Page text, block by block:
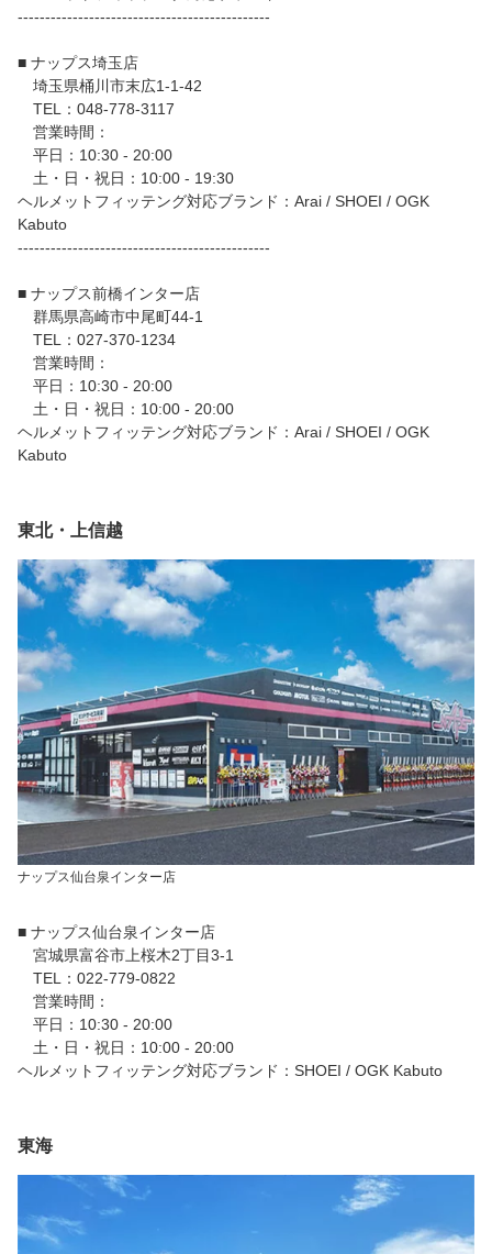
----------------------------------------------
■ ナップス埼玉店
埼玉県桶川市末広1-1-42
TEL：048-778-3117
営業時間：
平日：10:30 - 20:00
土・日・祝日：10:00 - 19:30
ヘルメットフィッテング対応ブランド：Arai / SHOEI / OGK
Kabuto
----------------------------------------------
■ ナップス前橋インター店
群馬県高崎市中尾町44-1
TEL：027-370-1234
営業時間：
平日：10:30 - 20:00
土・日・祝日：10:00 - 20:00
ヘルメットフィッテング対応ブランド：Arai / SHOEI / OGK
Kabuto
東北・上信越
ナップス仙台泉インター店
■ ナップス仙台泉インター店
宮城県富谷市上桜木2丁目3-1
TEL：022-779-0822
営業時間：
平日：10:30 - 20:00
土・日・祝日：10:00 - 20:00
ヘルメットフィッテング対応ブランド：SHOEI / OGK Kabuto
東海